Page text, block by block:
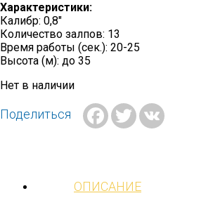
Характеристики:
Калибр: 0,8″
Количество залпов: 13
Время работы (сек.): 20-25
Высота (м): до 35
Нет в наличии
Поделиться Facebook
Twitter
ОПИСАНИЕ